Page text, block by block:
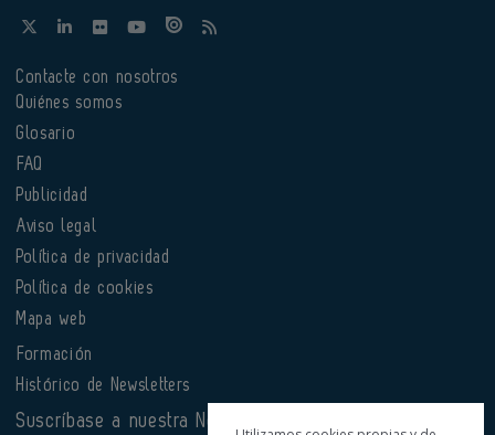
Contacte con nosotros
Quiénes somos
Glosario
FAQ
Publicidad
Aviso legal
Política de privacidad
Política de cookies
Mapa web
Formación
Histórico de Newsletters
Suscríbase a nuestra Newsletter